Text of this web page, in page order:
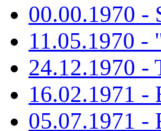
00.00.1970 -
11.05.1970 -
24.12.1970 -
16.02.1971 -
05.07.1971 -